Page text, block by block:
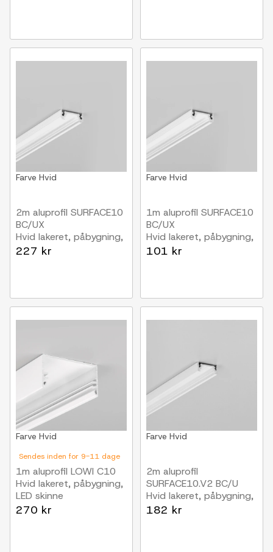
Farve Hvid
2m aluprofil SURFACE10
BC/UX
Hvid lakeret, påbygning,
LED skinne
227 kr
Farve Hvid
1m aluprofil SURFACE10
BC/UX
Hvid lakeret, påbygning,
LED skinne
101 kr
Sendes inden for 9-11 dage
Farve Hvid
1m aluprofil LOWI C10
Hvid lakeret, påbygning,
LED skinne
270 kr
Farve Hvid
2m aluprofil
SURFACE10.V2 BC/U
Hvid lakeret, påbygning,
LED skinne
182 kr